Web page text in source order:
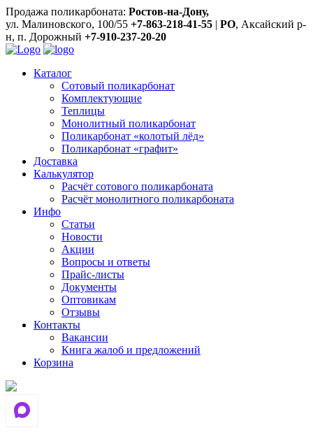
Продажа поликарбоната: Ростов-на-Дону,
ул. Малиновского, 100/55 +7-863-218-41-55 | РО, Аксайский р-
н, п. Дорожный +7-910-237-20-20
Каталог
Сотовый поликарбонат
Комплектующие
Теплицы
Монолитный поликарбонат
Поликарбонат «колотый лёд»
Поликарбонат «графит»
Доставка
Калькулятор
Расчёт сотового поликарбоната
Расчёт монолитного поликарбоната
Инфо
Статьи
Новости
Акции
Вопросы и ответы
Прайс-листы
Документы
Оптовикам
Отзывы
Контакты
Вакансии
Книга жалоб и предложений
Корзина